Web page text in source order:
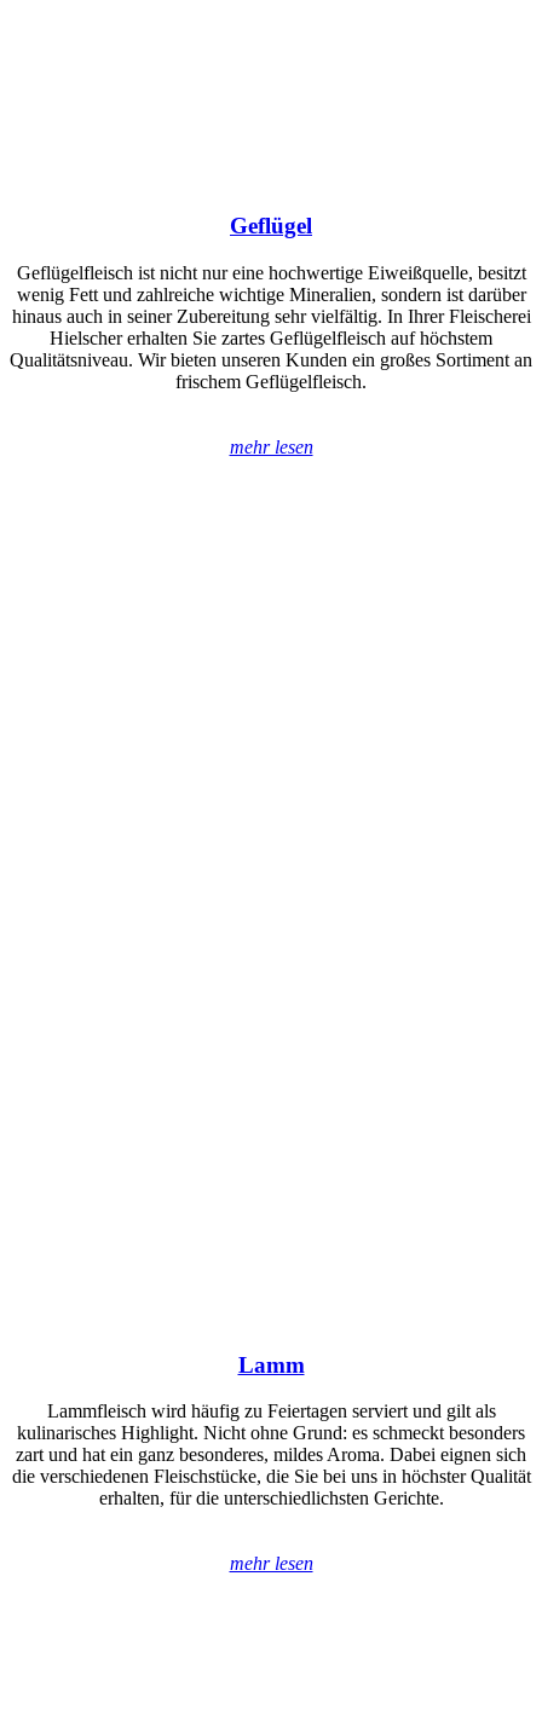
Geflügel
Geflügelfleisch ist nicht nur eine hochwertige Eiweißquelle, besitzt
wenig Fett und zahlreiche wichtige Mineralien, sondern ist darüber
hinaus auch in seiner Zubereitung sehr vielfältig. In Ihrer Fleischerei
Hielscher erhalten Sie zartes Geflügelfleisch auf höchstem
Qualitätsniveau. Wir bieten unseren Kunden ein großes Sortiment an
frischem Geflügelfleisch.
mehr lesen
Lamm
Lammfleisch wird häufig zu Feiertagen serviert und gilt als
kulinarisches Highlight. Nicht ohne Grund: es schmeckt besonders
zart und hat ein ganz besonderes, mildes Aroma. Dabei eignen sich
die verschiedenen Fleischstücke, die Sie bei uns in höchster Qualität
erhalten, für die unterschiedlichsten Gerichte.
mehr lesen